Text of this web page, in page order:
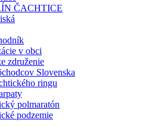
ČACHTICE
v obci
združenie
Slovenska
ringu
polmaratón
podzemie